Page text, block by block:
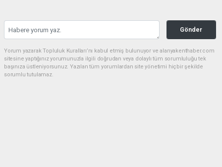
Gönder
Yorum yazarak Topluluk Kuralları’nı kabul etmiş bulunuyor ve alanyakenthaber.com
sitesine yaptığınız yorumunuzla ilgili doğrudan veya dolaylı tüm sorumluluğu tek
başınıza üstleniyorsunuz. Yazılan tüm yorumlardan site yönetimi hiçbir şekilde
sorumlu tutulamaz.